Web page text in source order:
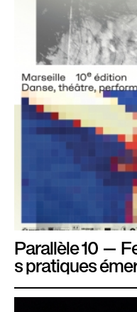
Parallèle 10 —
s pratiques